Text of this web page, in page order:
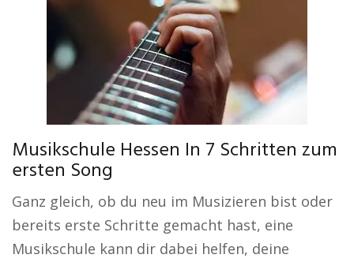
Musikschule Hessen In 7 Schritten zum
ersten Song
Ganz gleich, ob du neu im Musizieren bist oder
bereits erste Schritte gemacht hast, eine
Musikschule kann dir dabei helfen, deine